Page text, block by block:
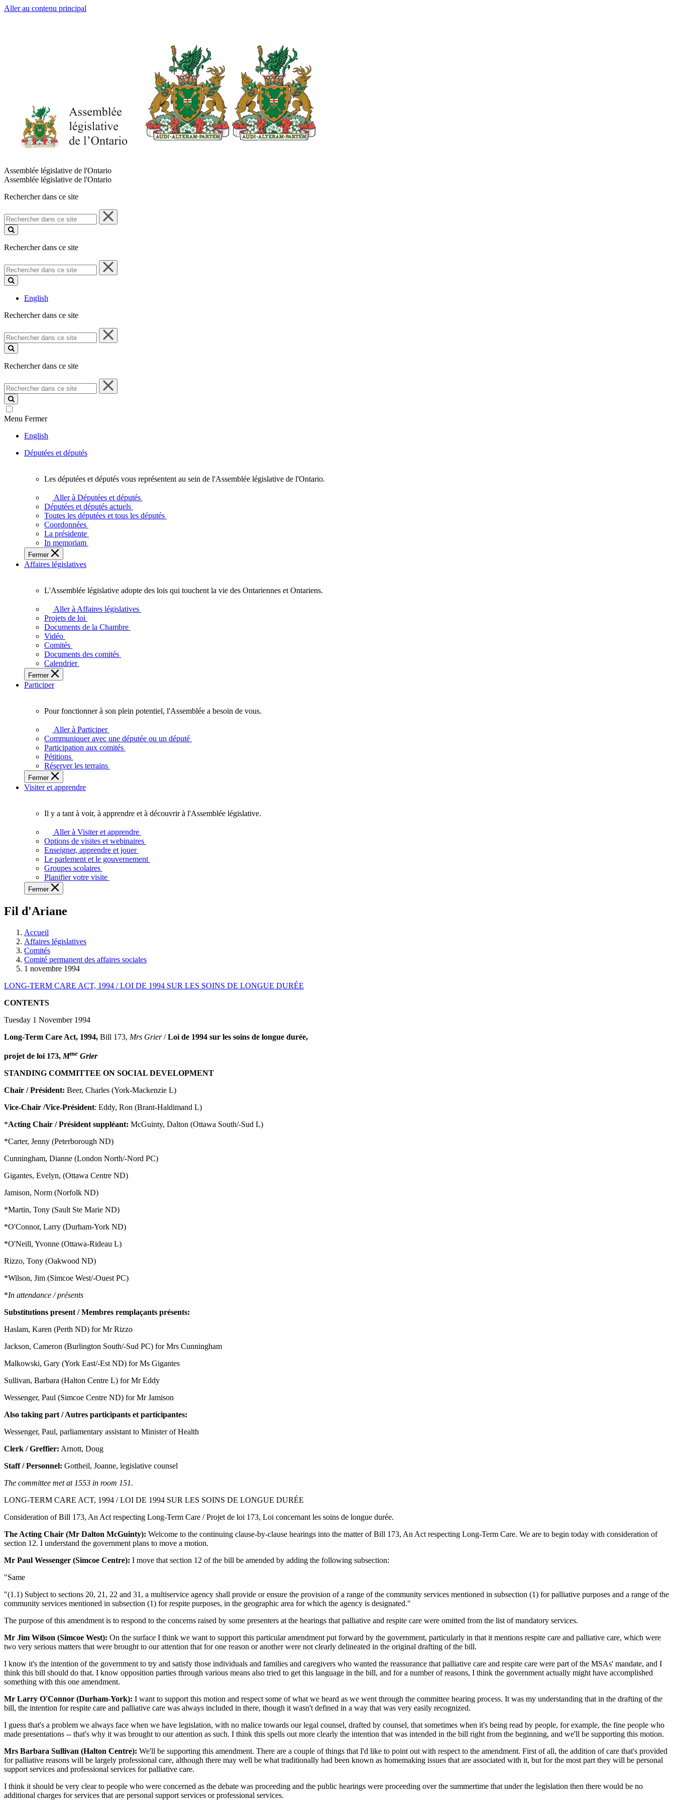
Aller au contenu principal
Assemblée législative de l'Ontario
Assemblée législative de l'Ontario
Rechercher dans ce site
Rechercher
dans
ce
Rechercher dans ce site
Rechercher
dans
ce
English
Rechercher dans ce site
Rechercher
dans
ce
Rechercher dans ce site
Rechercher
dans
ce
site
Menu Fermer
English
Députées et députés
députées
députés
vous
représentent
sein
de
l'Assemblée
l'Ontario.
Les députées et députés vous représentent au sein de l'Assemblée législative de l'Ontario.
Aller à Députées et députés
Députées et députés actuels
Toutes les députées et tous les députés
Coordonnées
La présidente
In memoriam
Fermer
Affaires législatives
législative
adopte
touchent
vie
des
Ontariennes
Ontariens.
L'Assemblée législative adopte des lois qui touchent la vie des Ontariennes et Ontariens.
Aller à Affaires législatives
Projets de loi
Documents de la Chambre
Vidéo
Comités
Documents des comités
Calendrier
Fermer
Participer
fonctionner
plein
potentiel,
l'Assemblée
a
besoin
Pour fonctionner à son plein potentiel, l'Assemblée a besoin de vous.
Aller à Participer
Communiquer avec une députée ou un député
Participation aux comités
Pétitions
Réserver les terrains
Fermer
Visiter et apprendre
voir,
apprendre
et
découvrir
l'Assemblée
législative.
Il y a tant à voir, à apprendre et à découvrir à l'Assemblée législative.
Aller à Visiter et apprendre
Options de visites et webinaires
Enseigner, apprendre et jouer
Le parlement et le gouvernement
Groupes scolaires
Planifier votre visite
Fermer
Fil d'Ariane
Accueil
Affaires législatives
Comités
Comité permanent des affaires sociales
1 novembre 1994
LONG-TERM CARE ACT, 1994 / LOI DE 1994 SUR LES SOINS DE LONGUE DURÉE
CONTENTS
Tuesday 1 November 1994
Long-Term Care Act, 1994, Bill 173, Mrs Grier/Loi de 1994 sur les soins de longue durée,
projet de loi 173, Mme Grier
STANDING COMMITTEE ON SOCIAL DEVELOPMENT
Chair / Président: Beer, Charles (York-Mackenzie L)
Vice-Chair /Vice-Président: Eddy, Ron (Brant-Haldimand L)
*Acting Chair / Président suppléant: McGuinty, Dalton (Ottawa South/-Sud L)
*Carter, Jenny (Peterborough ND)
Cunningham, Dianne (London North/-Nord PC)
Gigantes, Evelyn, (Ottawa Centre ND)
Jamison, Norm (Norfolk ND)
*Martin, Tony (Sault Ste Marie ND)
*O'Connor, Larry (Durham-York ND)
*O'Neill, Yvonne (Ottawa-Rideau L)
Rizzo, Tony (Oakwood ND)
*Wilson, Jim (Simcoe West/-Ouest PC)
*In attendance / présents
Substitutions present / Membres remplaçants présents:
Haslam, Karen (Perth ND) for Mr Rizzo
Jackson, Cameron (Burlington South/-Sud PC) for Mrs Cunningham
Malkowski, Gary (York East/-Est ND) for Ms Gigantes
Sullivan, Barbara (Halton Centre L) for Mr Eddy
Wessenger, Paul (Simcoe Centre ND) for Mr Jamison
Also taking part / Autres participants et participantes:
Wessenger, Paul, parliamentary assistant to Minister of Health
Clerk / Greffier: Arnott, Doug
Staff / Personnel: Gottheil, Joanne, legislative counsel
The committee met at 1553 in room 151.
LONG-TERM CARE ACT, 1994 / LOI DE 1994 SUR LES SOINS DE LONGUE DURÉE
Consideration of Bill 173, An Act respecting Long-Term Care / Projet de loi 173, Loi concernant les soins de longue durée.
The Acting Chair (Mr Dalton McGuinty): Welcome to the continuing clause-by-clause hearings into the matter of Bill 173, An Act respecting Long-Term Care. We are to begin today with consideration of
section 12. I understand the government plans to move a motion.
Mr Paul Wessenger (Simcoe Centre): I move that section 12 of the bill be amended by adding the following subsection:
"Same
"(1.1) Subject to sections 20, 21, 22 and 31, a multiservice agency shall provide or ensure the provision of a range of the community services mentioned in subsection (1) for palliative purposes and a range of the
community services mentioned in subsection (1) for respite purposes, in the geographic area for which the agency is designated."
The purpose of this amendment is to respond to the concerns raised by some presenters at the hearings that palliative and respite care were omitted from the list of mandatory services.
Mr Jim Wilson (Simcoe West): On the surface I think we want to support this particular amendment put forward by the government, particularly in that it mentions respite care and palliative care, which were
two very serious matters that were brought to our attention that for one reason or another were not clearly delineated in the original drafting of the bill.
I know it's the intention of the government to try and satisfy those individuals and families and caregivers who wanted the reassurance that palliative care and respite care were part of the MSAs' mandate, and I
think this bill should do that. I know opposition parties through various means also tried to get this language in the bill, and for a number of reasons, I think the government actually might have accomplished
something with this one amendment.
Mr Larry O'Connor (Durham-York): I want to support this motion and respect some of what we heard as we went through the committee hearing process. It was my understanding that in the drafting of the
bill, the intention for respite care and palliative care was always included in there, though it wasn't defined in a way that was very easily recognized.
I guess that's a problem we always face when we have legislation, with no malice towards our legal counsel, drafted by counsel, that sometimes when it's being read by people, for example, the fine people who
made presentations -- that's why it was brought to our attention as such. I think this spells out more clearly the intention that was intended in the bill right from the beginning, and we'll be supporting this motion.
Mrs Barbara Sullivan (Halton Centre): We'll be supporting this amendment. There are a couple of things that I'd like to point out with respect to the amendment. First of all, the addition of care that's provided
for palliative reasons will be largely professional care, although there may well be what traditionally had been known as homemaking issues that are associated with it, but for the most part they will be personal
support services and professional services for palliative care.
I think it should be very clear to people who were concerned as the debate was proceeding and the public hearings were proceeding over the summertime that under the legislation then there would be no
additional charges for services that are personal support services or professional services.